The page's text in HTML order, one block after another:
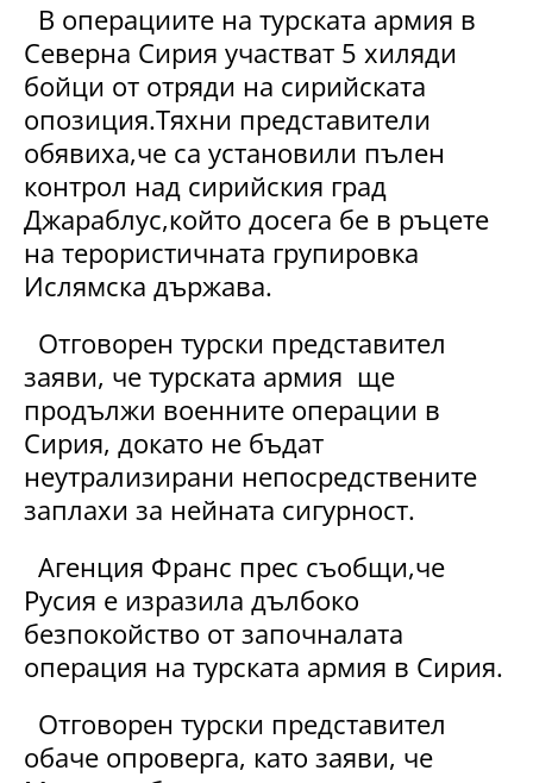
В операциите на турската армия в
Северна Сирия участват 5 хиляди
бойци от отряди на сирийската
опозиция.Тяхни представители
обявиха,че са установили пълен
контрол над сирийския град
Джараблус,който досега бе в ръцете
на терористичната групировка
Ислямска държава.
Отговорен турски представител
заяви, че турската армия ще
продължи военните операции в
Сирия, докато не бъдат
неутрализирани непосредствените
заплахи за нейната сигурност.
Агенция Франс прес съобщи,че
Русия е изразила дълбоко
безпокойство от започналата
операция на турската армия в Сирия.
Отговорен турски представител
обаче опроверга, като заяви, че